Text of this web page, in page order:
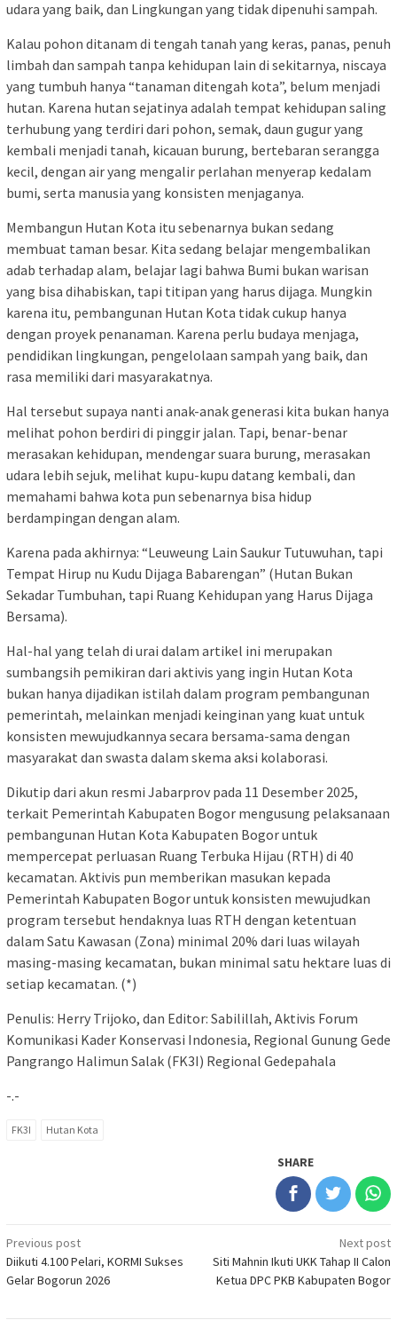
udara yang baik, dan Lingkungan yang tidak dipenuhi sampah.
Kalau pohon ditanam di tengah tanah yang keras, panas, penuh
limbah dan sampah tanpa kehidupan lain di sekitarnya, niscaya
yang tumbuh hanya “tanaman ditengah kota”, belum menjadi
hutan. Karena hutan sejatinya adalah tempat kehidupan saling
terhubung yang terdiri dari pohon, semak, daun gugur yang
kembali menjadi tanah, kicauan burung, bertebaran serangga
kecil, dengan air yang mengalir perlahan menyerap kedalam
bumi, serta manusia yang konsisten menjaganya.
Membangun Hutan Kota itu sebenarnya bukan sedang
membuat taman besar. Kita sedang belajar mengembalikan
adab terhadap alam, belajar lagi bahwa Bumi bukan warisan
yang bisa dihabiskan, tapi titipan yang harus dijaga. Mungkin
karena itu, pembangunan Hutan Kota tidak cukup hanya
dengan proyek penanaman. Karena perlu budaya menjaga,
pendidikan lingkungan, pengelolaan sampah yang baik, dan
rasa memiliki dari masyarakatnya.
Hal tersebut supaya nanti anak-anak generasi kita bukan hanya
melihat pohon berdiri di pinggir jalan. Tapi, benar-benar
merasakan kehidupan, mendengar suara burung, merasakan
udara lebih sejuk, melihat kupu-kupu datang kembali, dan
memahami bahwa kota pun sebenarnya bisa hidup
berdampingan dengan alam.
Karena pada akhirnya: “Leuweung Lain Saukur Tutuwuhan, tapi
Tempat Hirup nu Kudu Dijaga Babarengan” (Hutan Bukan
Sekadar Tumbuhan, tapi Ruang Kehidupan yang Harus Dijaga
Bersama).
Hal-hal yang telah di urai dalam artikel ini merupakan
sumbangsih pemikiran dari aktivis yang ingin Hutan Kota
bukan hanya dijadikan istilah dalam program pembangunan
pemerintah, melainkan menjadi keinginan yang kuat untuk
konsisten mewujudkannya secara bersama-sama dengan
masyarakat dan swasta dalam skema aksi kolaborasi.
Dikutip dari akun resmi Jabarprov pada 11 Desember 2025,
terkait Pemerintah Kabupaten Bogor mengusung pelaksanaan
pembangunan Hutan Kota Kabupaten Bogor untuk
mempercepat perluasan Ruang Terbuka Hijau (RTH) di 40
kecamatan. Aktivis pun memberikan masukan kepada
Pemerintah Kabupaten Bogor untuk konsisten mewujudkan
program tersebut hendaknya luas RTH dengan ketentuan
dalam Satu Kawasan (Zona) minimal 20% dari luas wilayah
masing-masing kecamatan, bukan minimal satu hektare luas di
setiap kecamatan. (*)
Penulis: Herry Trijoko, dan Editor: Sabilillah, Aktivis Forum
Komunikasi Kader Konservasi Indonesia, Regional Gunung Gede
Pangrango Halimun Salak (FK3I) Regional Gedepahala
-.-
FK3I Hutan Kota
SHARE
Post
navigation
Previous post
Diikuti 4.100 Pelari, KORMI Sukses
Gelar Bogorun 2026
Next post
Siti Mahnin Ikuti UKK Tahap II Calon
Ketua DPC PKB Kabupaten Bogor